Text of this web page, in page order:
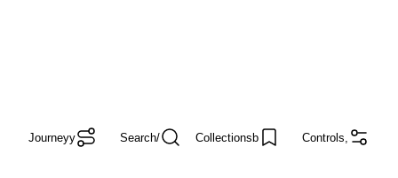
Journeyy Search/ Collectionsb Controls